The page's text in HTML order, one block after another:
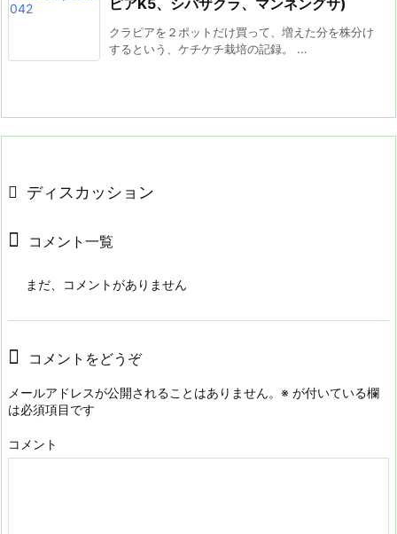
ピアK5、シバザクラ、マンネングサ)
クラピアを２ポットだけ買って、増えた分を株分け
するという、ケチケチ栽培の記録。 ...
ディスカッション
コメント一覧
まだ、コメントがありません
コメントをどうぞ
メールアドレスが公開されることはありません。 ※ が付いている欄
は必須項目です
コメント